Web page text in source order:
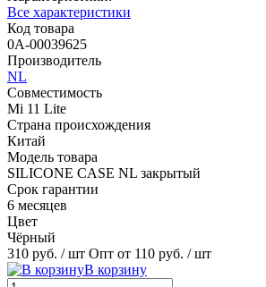
Все характеристики
Код товара
0А-00039625
Производитель
NL
Совместимость
Mi 11 Lite
Страна происхождения
Китай
Модель товара
SILICONE CASE NL закрытый
Срок гарантии
6 месяцев
Цвет
Чёрный
310 руб. / шт Опт от 110 руб. / шт
В корзину